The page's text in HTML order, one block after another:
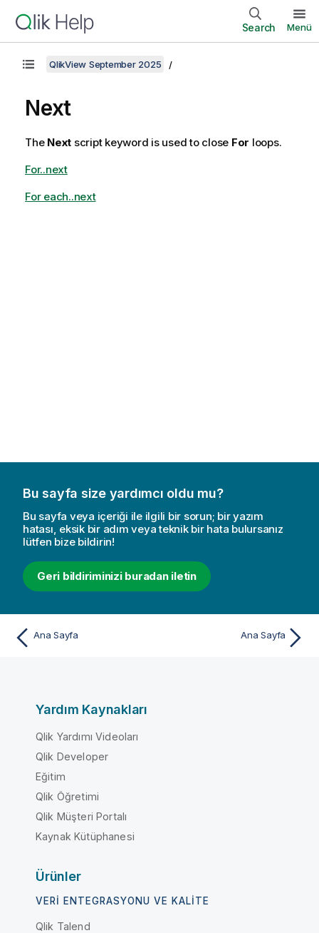
Search Menü
QlikView September 2025
Next
The Next script keyword is used to close For loops.
For..next
For each..next
Bu sayfa size yardımcı oldu mu?
Bu sayfa veya içeriği ile ilgili bir sorun; bir yazım
hatası, eksik bir adım veya teknik bir hata bulursanız
lütfen bize bildirin!
Geri bildiriminizi buradan iletin
Ana Sayfa Ana Sayfa
Yardım Kaynakları
Qlik Yardımı Videoları
Qlik Developer
Eğitim
Qlik Öğretimi
Qlik Müşteri Portalı
Kaynak Kütüphanesi
Ürünler
VERI ENTEGRASYONU VE KALITE
Qlik Talend